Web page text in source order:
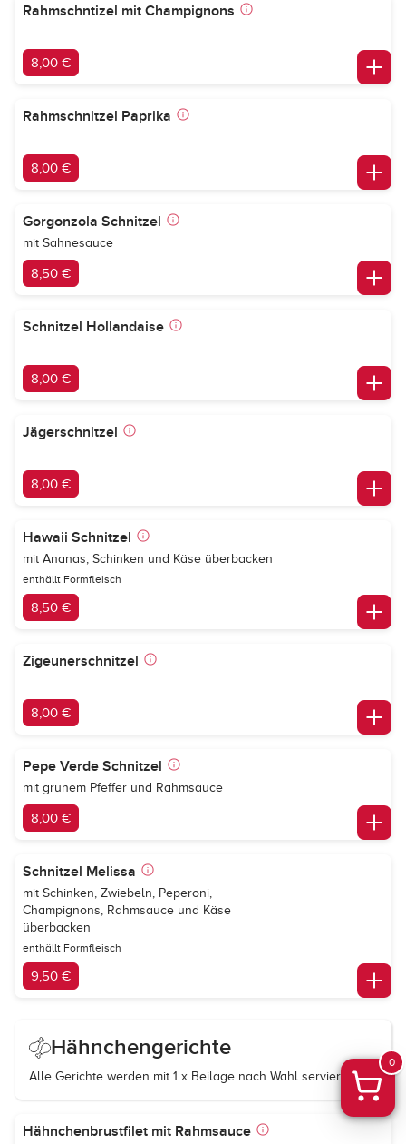
Rahmschntizel mit Champignons
8,00 €
Rahmschnitzel Paprika
8,00 €
Gorgonzola Schnitzel
mit Sahnesauce
8,50 €
Schnitzel Hollandaise
8,00 €
Jägerschnitzel
8,00 €
Hawaii Schnitzel
mit Ananas, Schinken und Käse überbacken
enthällt Formfleisch
8,50 €
Zigeunerschnitzel
8,00 €
Pepe Verde Schnitzel
mit grünem Pfeffer und Rahmsauce
8,00 €
Schnitzel Melissa
mit Schinken, Zwiebeln, Peperoni,
Champignons, Rahmsauce und Käse
überbacken
enthällt Formfleisch
9,50 €
Hähnchengerichte
Alle Gerichte werden mit 1 x Beilage nach Wahl serviert.
Hähnchenbrustfilet mit Rahmsauce
0